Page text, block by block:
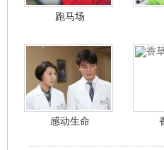
跑马场
感动生命